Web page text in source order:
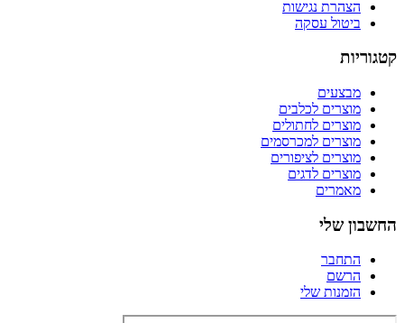
הצהרת נגישות
ביטול עסקה
קטגוריות
מבצעים
מוצרים לכלבים
מוצרים לחתולים
מוצרים למכרסמים
מוצרים לציפורים
מוצרים לדגים
מאמרים
החשבון שלי
התחבר
הרשם
הזמנות שלי